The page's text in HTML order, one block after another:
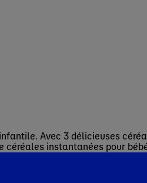
Avec 3 délicieuses
instantanées pour
et équilibrée, et un mode